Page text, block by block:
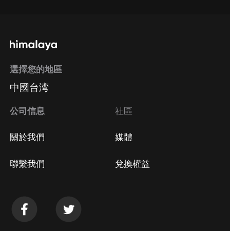
選擇您的地區
中國台湾
公司信息
關於我們
聯繫我們
社區
媒體
兌換權益